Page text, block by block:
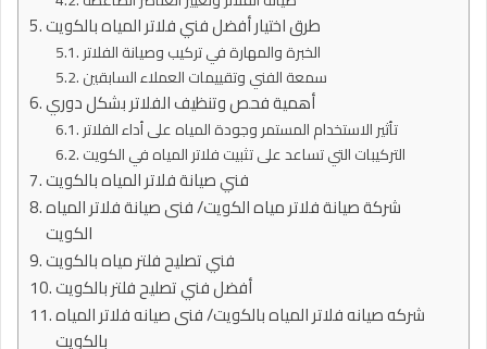
طرق اختيار أفضل فني فلاتر المياه بالكويت
الخبرة والمهارة في تركيب وصيانة الفلاتر
سمعة الفني وتقييمات العملاء السابقين
أهمية فحص وتنظيف الفلاتر بشكل دوري
تأثير الاستخدام المستمر وجودة المياه على أداء الفلاتر
التركيبات التي تساعد على تثبيت فلاتر المياه في الكويت
فني صيانة فلاتر المياه بالكويت
شركة صيانة فلاتر مياه الكويت/ فنى صيانة فلاتر المياه
الكويت
فني تصليح فلتر مياه بالكويت
أفضل فني تصليح فلتر بالكويت
شركه صيانه فلاتر المياه بالكويت/ فنى صيانه فلاتر المياه
بالكويت